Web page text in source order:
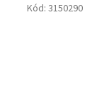
Kód: 3150290